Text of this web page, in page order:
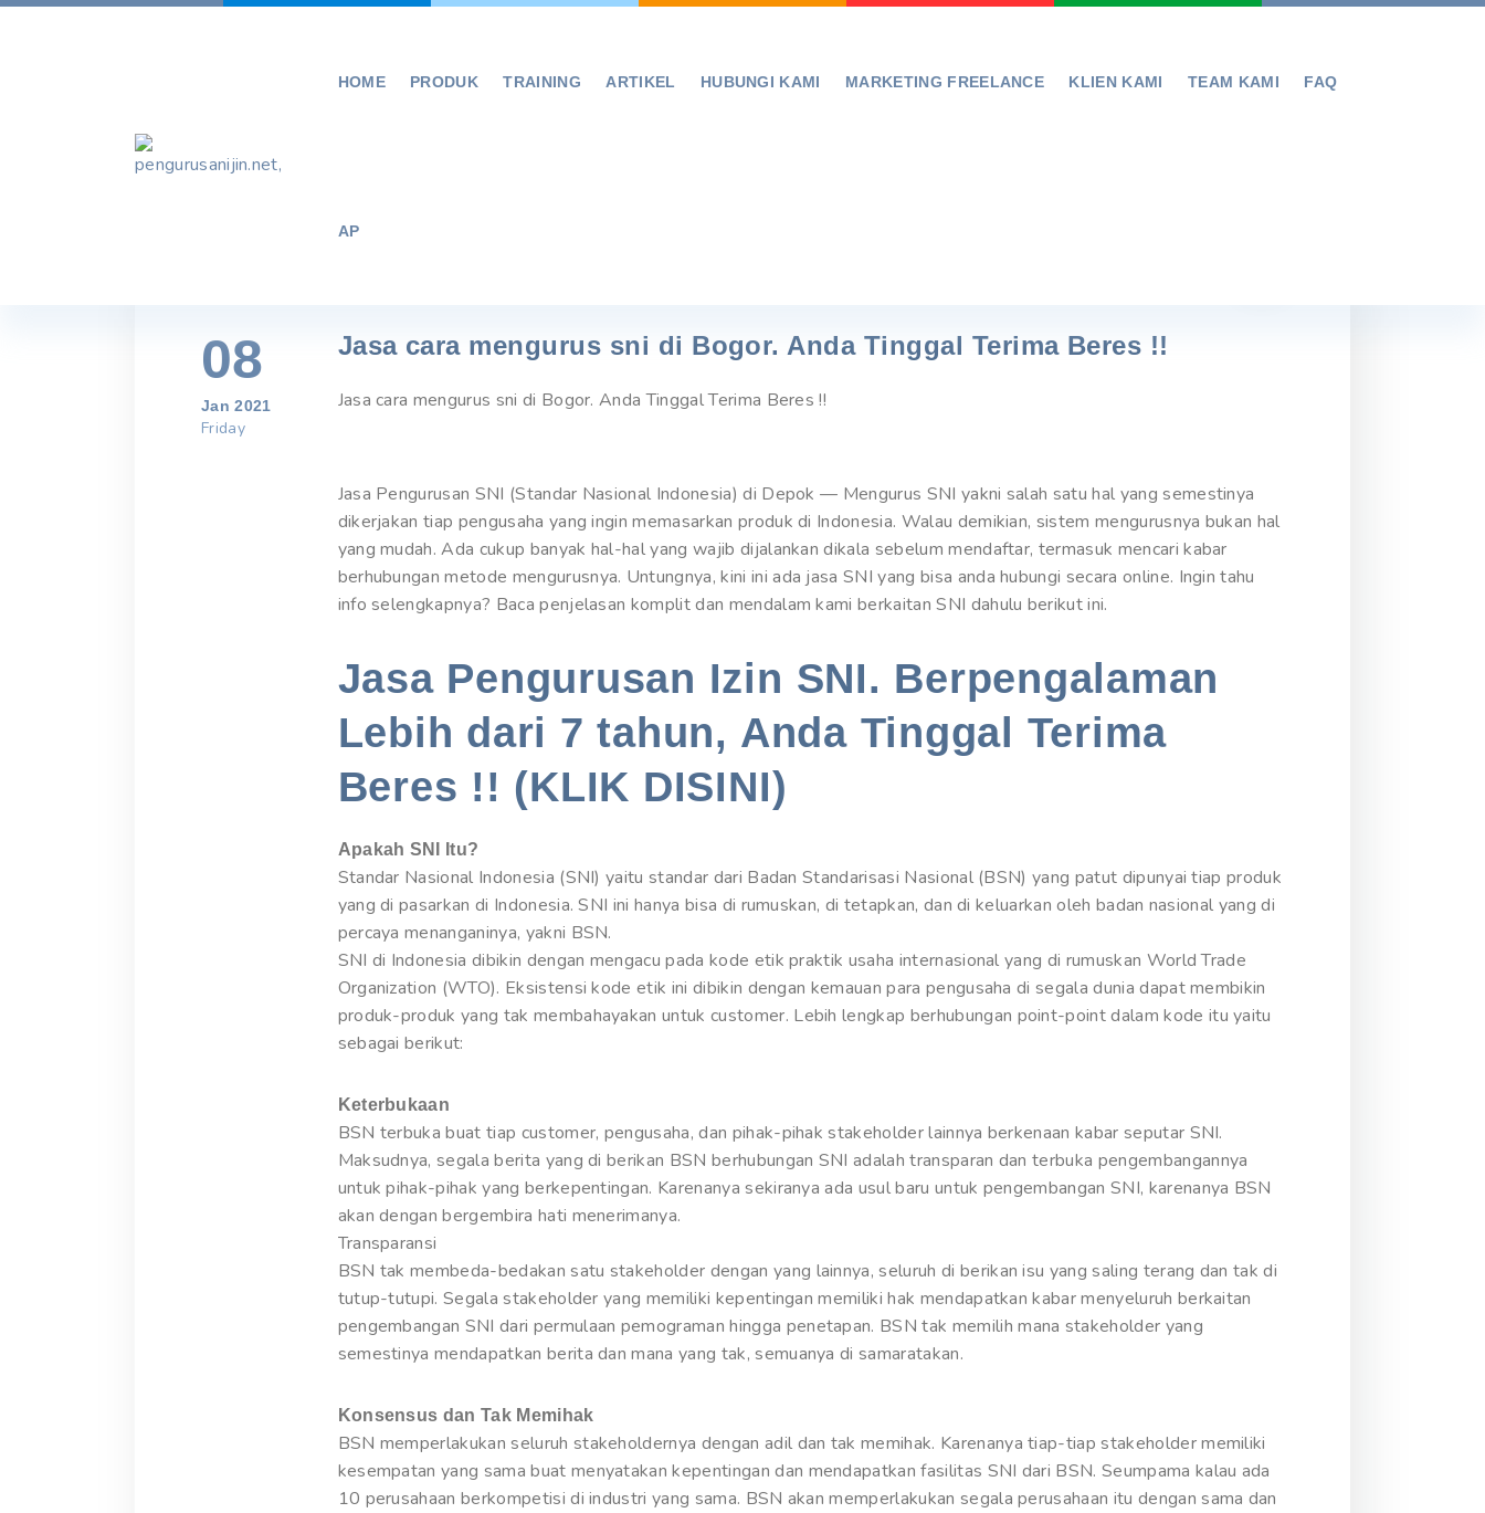
Skip
HOME PRODUK TRAINING ARTIKEL HUBUNGI KAMI MARKETING FREELANCE KLIEN KAMI TEAM KAMI FAQ
AP
08
Jan 2021
Friday
Jasa cara mengurus sni di Bogor. Anda Tinggal Terima Beres !!
Jasa cara mengurus sni di Bogor. Anda Tinggal Terima Beres !!
Jasa Pengurusan SNI (Standar Nasional Indonesia) di Depok — Mengurus SNI yakni salah satu hal yang semestinya
dikerjakan tiap pengusaha yang ingin memasarkan produk di Indonesia. Walau demikian, sistem mengurusnya bukan hal
yang mudah. Ada cukup banyak hal-hal yang wajib dijalankan dikala sebelum mendaftar, termasuk mencari kabar
berhubungan metode mengurusnya. Untungnya, kini ini ada jasa SNI yang bisa anda hubungi secara online. Ingin tahu
info selengkapnya? Baca penjelasan komplit dan mendalam kami berkaitan SNI dahulu berikut ini.
Jasa Pengurusan Izin SNI. Berpengalaman
Lebih dari 7 tahun, Anda Tinggal Terima
Beres !! (KLIK DISINI)
Apakah SNI Itu?
Standar Nasional Indonesia (SNI) yaitu standar dari Badan Standarisasi Nasional (BSN) yang patut dipunyai tiap produk
yang di pasarkan di Indonesia. SNI ini hanya bisa di rumuskan, di tetapkan, dan di keluarkan oleh badan nasional yang di
percaya menanganinya, yakni BSN.
SNI di Indonesia dibikin dengan mengacu pada kode etik praktik usaha internasional yang di rumuskan World Trade
Organization (WTO). Eksistensi kode etik ini dibikin dengan kemauan para pengusaha di segala dunia dapat membikin
produk-produk yang tak membahayakan untuk customer. Lebih lengkap berhubungan point-point dalam kode itu yaitu
sebagai berikut:
Keterbukaan
BSN terbuka buat tiap customer, pengusaha, dan pihak-pihak stakeholder lainnya berkenaan kabar seputar SNI.
Maksudnya, segala berita yang di berikan BSN berhubungan SNI adalah transparan dan terbuka pengembangannya
untuk pihak-pihak yang berkepentingan. Karenanya sekiranya ada usul baru untuk pengembangan SNI, karenanya BSN
akan dengan bergembira hati menerimanya.
Transparansi
BSN tak membeda-bedakan satu stakeholder dengan yang lainnya, seluruh di berikan isu yang saling terang dan tak di
tutup-tutupi. Segala stakeholder yang memiliki kepentingan memiliki hak mendapatkan kabar menyeluruh berkaitan
pengembangan SNI dari permulaan pemograman hingga penetapan. BSN tak memilih mana stakeholder yang
semestinya mendapatkan berita dan mana yang tak, semuanya di samaratakan.
Konsensus dan Tak Memihak
BSN memperlakukan seluruh stakeholdernya dengan adil dan tak memihak. Karenanya tiap-tiap stakeholder memiliki
kesempatan yang sama buat menyatakan kepentingan dan mendapatkan fasilitas SNI dari BSN. Seumpama kalau ada
10 perusahaan berkompetisi di industri yang sama. BSN akan memperlakukan segala perusahaan itu dengan sama dan